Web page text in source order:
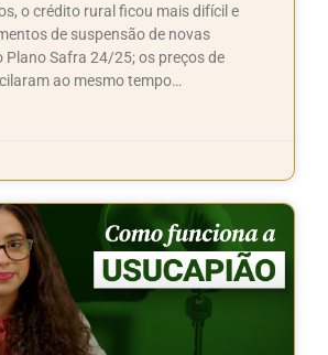
o crédito rural ficou mais difícil e
de suspensão de novas
Safra 24/25; os preços de
ao mesmo tempo…